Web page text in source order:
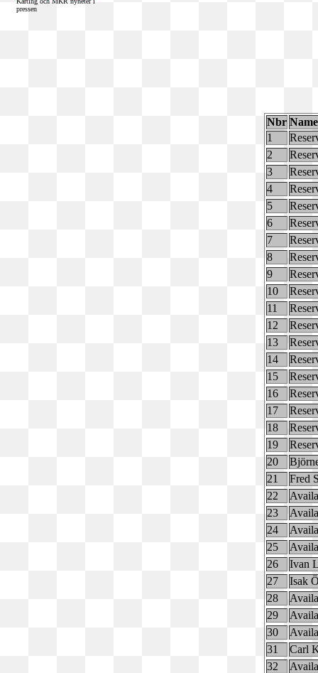
pressen
Nbr Name
1
2
3
4
5
6
7
8
9
10
11
12
13
14
15
16
17
18
19
20
21
Fred
22
23
24
25
26
Ivan
27
Isak
28
29
30
31
Carl
32